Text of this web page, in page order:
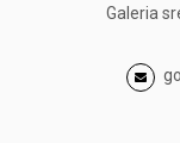
Galeria